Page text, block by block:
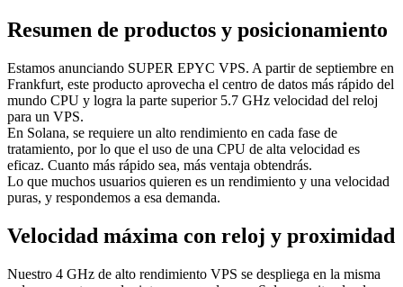
Resumen de productos y posicionamiento
Estamos anunciando SUPER EPYC VPS. A partir de septiembre en
Frankfurt, este producto aprovecha el centro de datos más rápido del
mundo CPU y logra la parte superior 5.7 GHz velocidad del reloj
para un VPS.
En Solana, se requiere un alto rendimiento en cada fase de
tratamiento, por lo que el uso de una CPU de alta velocidad es
eficaz. Cuanto más rápido sea, más ventaja obtendrás.
Lo que muchos usuarios quieren es un rendimiento y una velocidad
puras, y respondemos a esa demanda.
Velocidad máxima con reloj y proximidad
Nuestro 4 GHz de alto rendimiento VPS se despliega en la misma